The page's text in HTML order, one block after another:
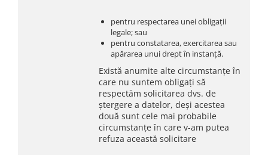
pentru respectarea unei obligații
legale; sau
pentru constatarea, exercitarea sau
apărarea unui drept în instanță.
Există anumite alte circumstanțe în
care nu suntem obligați să
respectăm solicitarea dvs. de
ștergere a datelor, deși acestea
două sunt cele mai probabile
circumstanțe în care v-am putea
refuza această solicitare